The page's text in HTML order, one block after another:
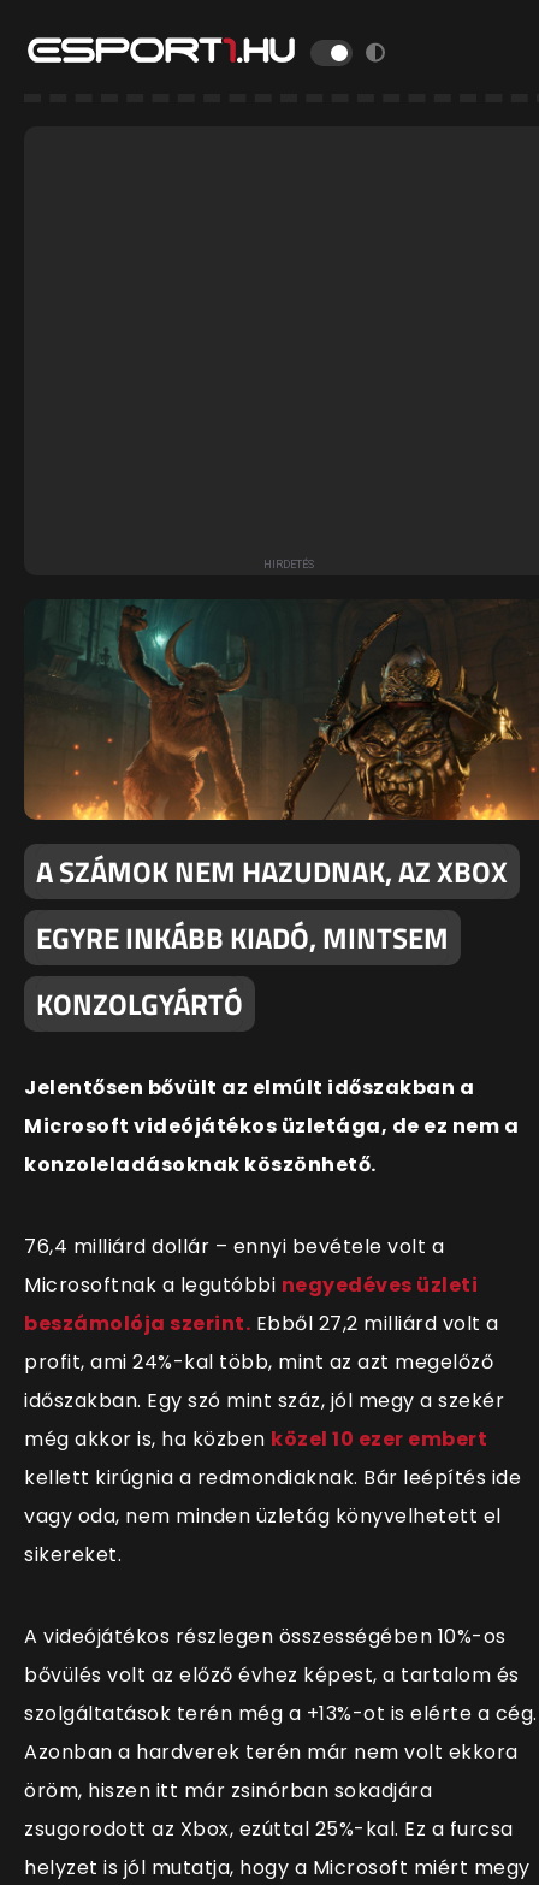
A SZÁMOK NEM HAZUDNAK, AZ XBOX
EGYRE INKÁBB KIADÓ, MINTSEM
KONZOLGYÁRTÓ
Jelentősen bővült az elmúlt időszakban a
Microsoft videójátékos üzletága, de ez nem a
konzoleladásoknak köszönhető.
76,4 milliárd dollár – ennyi bevétele volt a
Microsoftnak a legutóbbi negyedéves üzleti
beszámolója szerint. Ebből 27,2 milliárd volt a
profit, ami 24%-kal több, mint az azt megelőző
időszakban. Egy szó mint száz, jól megy a szekér
még akkor is, ha közben közel 10 ezer embert
kellett kirúgnia a redmondiaknak. Bár leépítés ide
vagy oda, nem minden üzletág könyvelhetett el
sikereket.
A videójátékos részlegen összességében 10%-os
bővülés volt az előző évhez képest, a tartalom és
szolgáltatások terén még a +13%-ot is elérte a cég.
Azonban a hardverek terén már nem volt ekkora
öröm, hiszen itt már zsinórban sokadjára
zsugorodott az Xbox, ezúttal 25%-kal. Ez a furcsa
helyzet is jól mutatja, hogy a Microsoft miért megy